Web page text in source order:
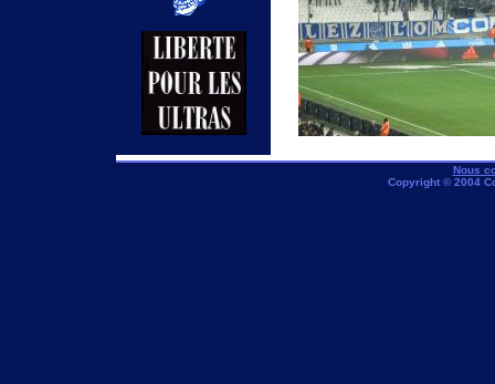
Nous
Copyright © 2004